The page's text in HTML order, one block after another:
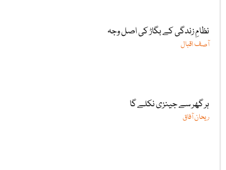
نظامِ زندگی کے بگاڑ کی اصل وجہ
آصف اقبال
ہر گھر سے جینزی نکلے گا
ریحان آفاق